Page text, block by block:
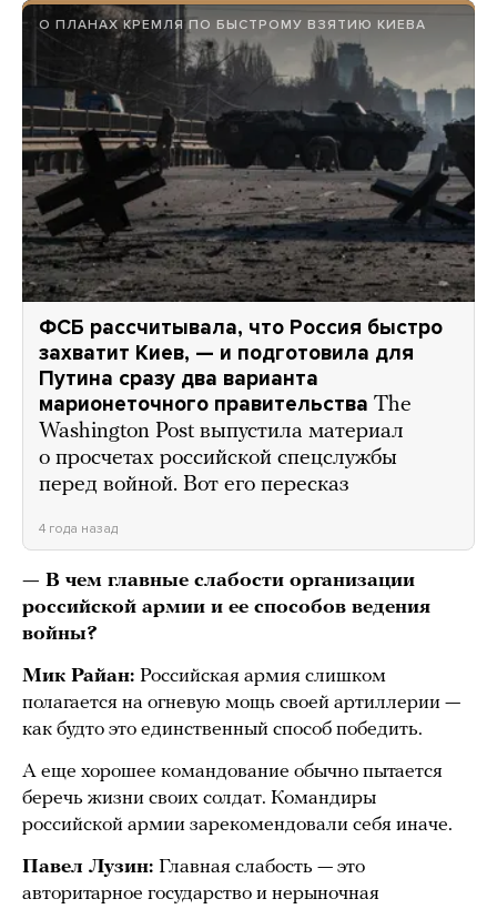
О ПЛАНАХ КРЕМЛЯ ПО БЫСТРОМУ ВЗЯТИЮ КИЕВА
ФСБ рассчитывала, что Россия быстро
захватит Киев, — и подготовила для
Путина сразу два варианта
марионеточного правительства The
Washington Post выпустила материал
о просчетах российской спецслужбы
перед войной. Вот его пересказ
4 года назад
— В чем главные слабости организации
российской армии и ее способов ведения
войны?
Мик Райан: Российская армия слишком
полагается на огневую мощь своей артиллерии —
как будто это единственный способ победить.
А еще хорошее командование обычно пытается
беречь жизни своих солдат. Командиры
российской армии зарекомендовали себя иначе.
Павел Лузин: Главная слабость — это
авторитарное государство и нерыночная